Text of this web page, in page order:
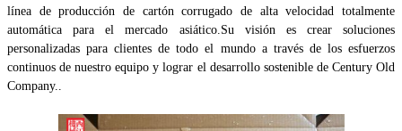
línea de producción de cartón corrugado de alta velocidad totalmente
automática para el mercado asiático.Su visión es crear soluciones
personalizadas para clientes de todo el mundo a través de los esfuerzos
continuos de nuestro equipo y lograr el desarrollo sostenible de Century Old
Company..